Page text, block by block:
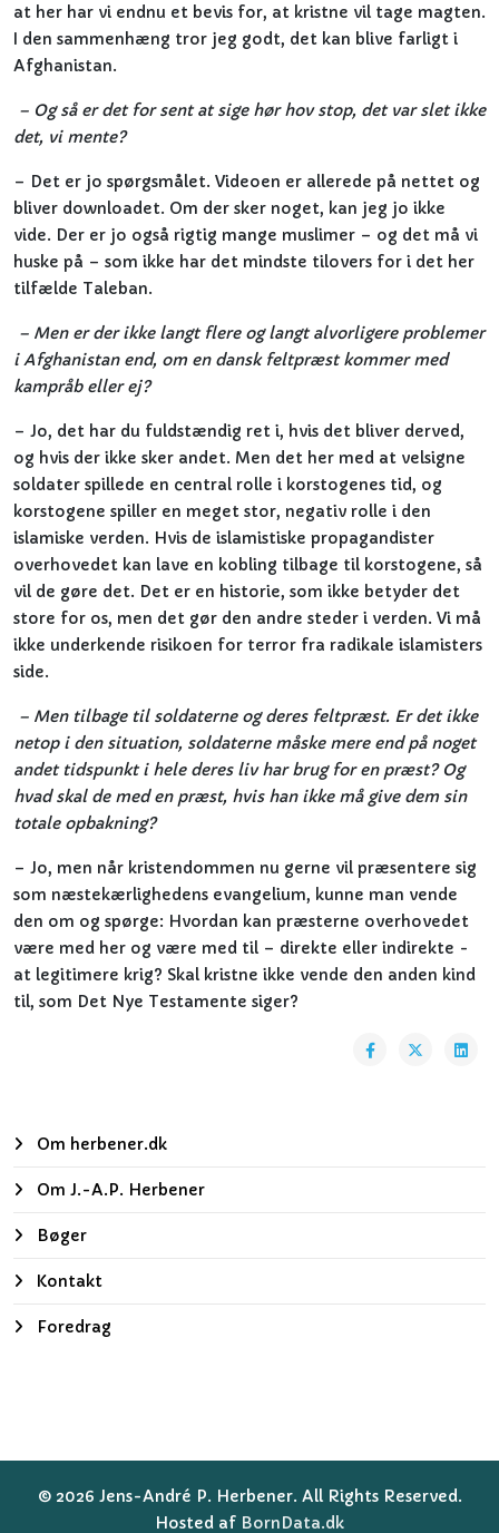
at her har vi endnu et bevis for, at kristne vil tage magten.
I den sammenhæng tror jeg godt, det kan blive farligt i
Afghanistan.
– Og så er det for sent at sige hør hov stop, det var slet ikke
det, vi mente?
– Det er jo spørgsmålet. Videoen er allerede på nettet og
bliver downloadet. Om der sker noget, kan jeg jo ikke
vide. Der er jo også rigtig mange muslimer – og det må vi
huske på – som ikke har det mindste tilovers for i det her
tilfælde Taleban.
– Men er der ikke langt flere og langt alvorligere problemer
i Afghanistan end, om en dansk feltpræst kommer med
kampråb eller ej?
– Jo, det har du fuldstændig ret i, hvis det bliver derved,
og hvis der ikke sker andet. Men det her med at velsigne
soldater spillede en central rolle i korstogenes tid, og
korstogene spiller en meget stor, negativ rolle i den
islamiske verden. Hvis de islamistiske propagandister
overhovedet kan lave en kobling tilbage til korstogene, så
vil de gøre det. Det er en historie, som ikke betyder det
store for os, men det gør den andre steder i verden. Vi må
ikke underkende risikoen for terror fra radikale islamisters
side.
– Men tilbage til soldaterne og deres feltpræst. Er det ikke
netop i den situation, soldaterne måske mere end på noget
andet tidspunkt i hele deres liv har brug for en præst? Og
hvad skal de med en præst, hvis han ikke må give dem sin
totale opbakning?
– Jo, men når kristendommen nu gerne vil præsentere sig
som næstekærlighedens evangelium, kunne man vende
den om og spørge: Hvordan kan præsterne overhovedet
være med her og være med til – direkte eller indirekte -
at legitimere krig? Skal kristne ikke vende den anden kind
til, som Det Nye Testamente siger?
Om herbener.dk
Om J.-A.P. Herbener
Bøger
Kontakt
Foredrag
© 2026 Jens-André P. Herbener. All Rights Reserved.
Hosted af BornData.dk